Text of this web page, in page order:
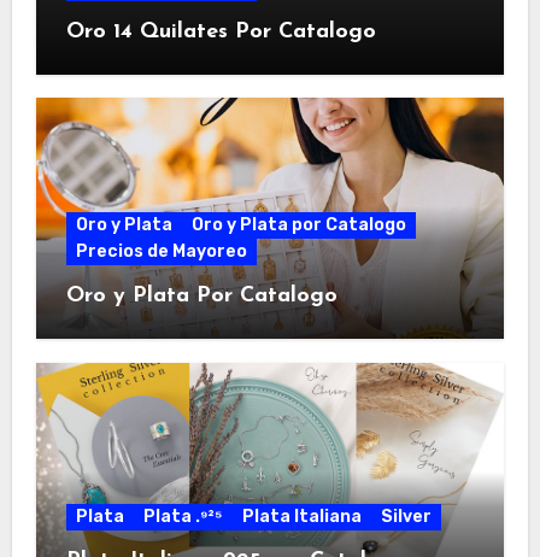
Oro 14 Quilates Por Catalogo
Oro y Plata
Oro y Plata por Catalogo
Precios de Mayoreo
Oro y Plata Por Catalogo
Plata Plata .⁹²⁵ Plata Italiana Silver